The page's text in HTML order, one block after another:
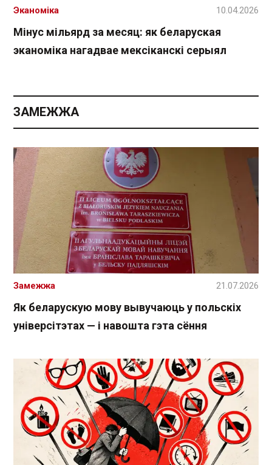
Мінус мільярд за месяц: як беларуская
эканоміка нагадвае мексіканскі серыял
Эканоміка 10.04.2026
ЗАМЕЖЖА
Як беларускую мову вывучаюць у польскіх
універсітэтах — і навошта гэта сёння
Замежжа 21.07.2026